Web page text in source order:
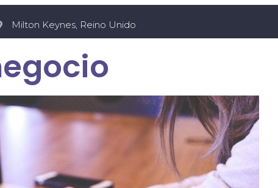
Milton Keynes, Reino Unido